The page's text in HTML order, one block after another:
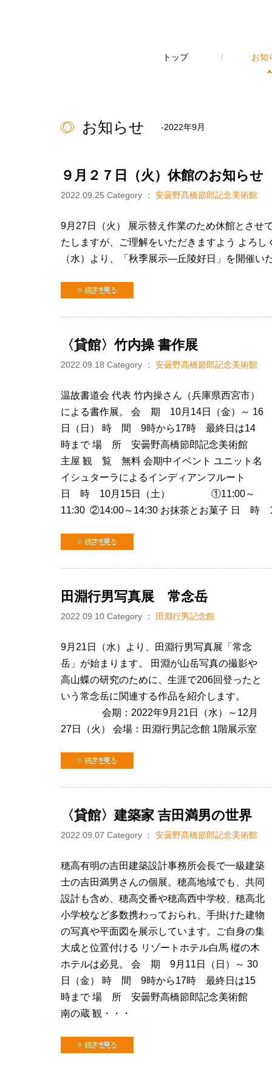
トップ / お知
お知らせ -2022年9月
９月２７日（火）休館のお知らせ
2022.09.25 Category ： 安曇野髙橋節郎記念美術館
9月27日（火） 展示替え作業のため休館とさせ
たしますが、ご理解をいただきますよう よろ
（水）より、「秋季展示―丘陵好日」を開催い
〈貸館〉竹内操 書作展
2022.09.18 Category ： 安曇野髙橋節郎記念美術館
温故書道会 代表 竹内操さん（兵庫県西宮市）
による書作展。 会 期 10月14日（金）～ 16
日（日） 時 間 9時から17時 最終日は14
時まで 場 所 安曇野高橋節郎記念美術館
主屋 観 覧 無料 会期中イベント ユニット名
イシュターラによるインディアンフルート
日 時 10月15日（土） ①11:00～
11:30 ②14:00～14:30 お抹茶とお菓子 日 時
田淵行男写真展 常念岳
2022.09.10 Category ： 田淵行男記念館
9月21日（水）より、田淵行男写真展「常念
岳」が始まります。 田淵が山岳写真の撮影や
高山蝶の研究のために、生涯で206回登ったと
いう常念岳に関連する作品を紹介します。
会期：2022年9月21日（水）～12月
27日（火） 会場：田淵行男記念館 1階展示室
〈貸館〉建築家 吉田満男の世界
2022.09.07 Category ： 安曇野髙橋節郎記念美術館
穂高有明の吉田建築設計事務所会長で一級建築
士の吉田満男さんの個展。穂高地域でも、共同
設計も含め、穂高交番や穂高西中学校、穂高北
小学校など多数携わっておられ、手掛けた建物
の写真や平面図を展示しています。ご自身の集
大成と位置付ける リゾートホテル白馬 樅の木
ホテルは必見。 会 期 9月11日（日）～ 30
日（金） 時 間 9時から17時 最終日は15
時まで 場 所 安曇野高橋節郎記念美術館
南の蔵 観・・・